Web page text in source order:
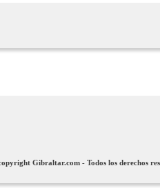
Gibraltar.com - Todos los derechos